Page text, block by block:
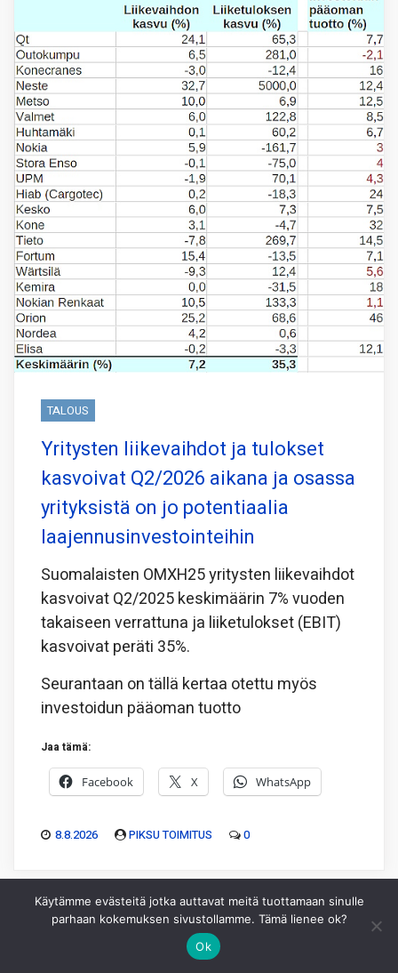
TALOUS
Yritysten liikevaihdot ja tulokset
kasvoivat Q2/2026 aikana ja osassa
yrityksistä on jo potentiaalia
laajennusinvestointeihin
Suomalaisten OMXH25 yritysten liikevaihdot
kasvoivat Q2/2025 keskimäärin 7% vuoden
takaiseen verrattuna ja liiketulokset (EBIT)
kasvoivat peräti 35%.
Seurantaan on tällä kertaa otettu myös
investoidun pääoman tuotto
Jaa tämä:
Facebook X WhatsApp
8.8.2026 PIKSU TOIMITUS 0
Käytämme evästeitä jotka auttavat meitä tuottamaan sinulle
parhaan kokemuksen sivustollamme. Tämä lienee ok?
Ok